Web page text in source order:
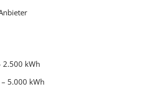
2.500 kWh
5.000 kWh